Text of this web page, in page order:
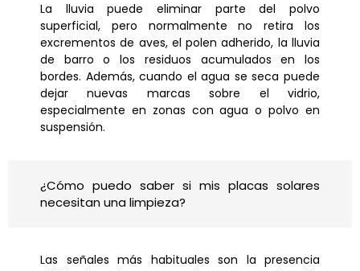
La lluvia puede eliminar parte del polvo
superficial, pero normalmente no retira los
excrementos de aves, el polen adherido, la lluvia
de barro o los residuos acumulados en los
bordes. Además, cuando el agua se seca puede
dejar nuevas marcas sobre el vidrio,
especialmente en zonas con agua o polvo en
suspensión.
¿Cómo puedo saber si mis placas solares
necesitan una limpieza?
Las señales más habituales son la presencia